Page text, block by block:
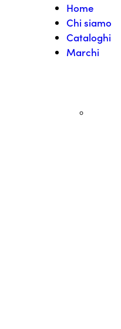
Home
Chi siamo
Cataloghi
Marchi